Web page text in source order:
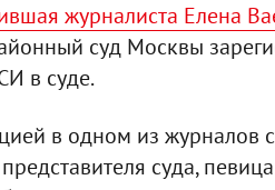
журналиста Елена
суд Москвы
в суде.
в одном из журналов
суда,